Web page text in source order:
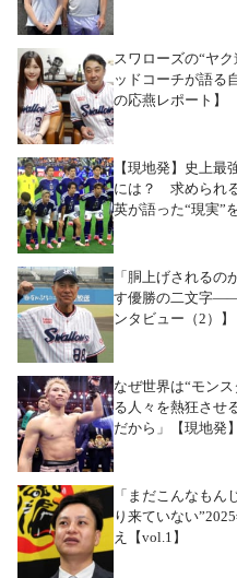
スワローズの“ヤ
ッドコーチが語る
の応燕レポート】
【現地発】史上
には？ 求められ
英が語った“現実”
「胴上げされる
す優勝の二文字
ンタビュー（2）】
なぜ世界は“モン
る人々を熱狂させ
だから」【現地発】
「まだこんなもん
り来ていない
え【vol.1】